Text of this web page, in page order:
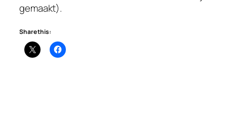
gemaakt).
Share this: